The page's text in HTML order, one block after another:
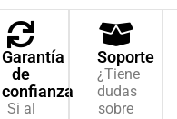
Garantía
de
confianza
Si al
Soporte
¿Tiene
dudas
sobre